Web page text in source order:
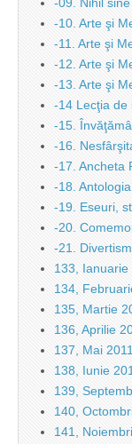
-09. Nihil
-10. Arte şi
-11. Arte şi
-12. Arte şi
-13. Arte şi
-14 Lecţia de
-15.
-16.
-17. Ancheta
-18.
-19. Eseuri,
-20.
-21.
133, Ianuarie
134,
135, Martie
136, Aprilie
137, Mai 2011
138, Iunie
139,
140,
141,